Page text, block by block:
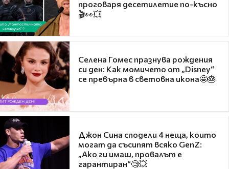
проговаря десетилетие по-късно
🎬👀💥
Селена Гомес празнува рождения
си ден: Как момичето от „Disney“
се превърна в световна икона🤩🎂
Джон Сина сподели 4 неща, които
могат да съсипят всяко GenZ:
„Ако ги имаш, провалът е
гарантиран“🧐💥